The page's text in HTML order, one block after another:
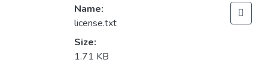
Name:
license.txt
Size:
1.71 KB